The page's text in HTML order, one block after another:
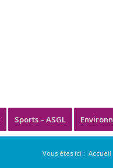
Sports – ASGL
Vous êtes ici : Accueil